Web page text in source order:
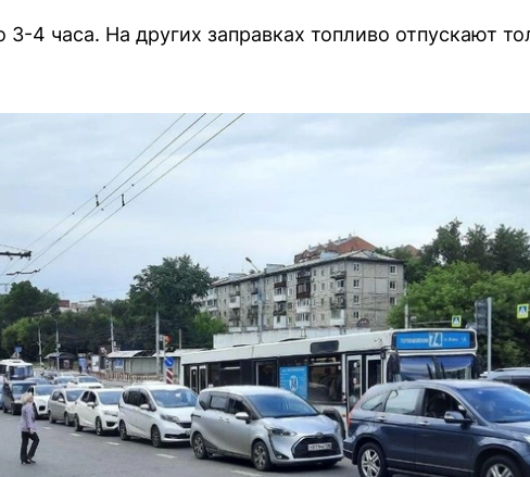
3-4 часа. На других заправках топливо отпускают